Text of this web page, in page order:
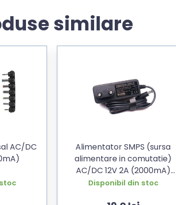
similare
AC/DC
Alimentator SMPS (sursa
alimentare in comutatie)
AC/DC 12V 2A (2000mA)
pentru camere cu mufa
Disponibil din stoc